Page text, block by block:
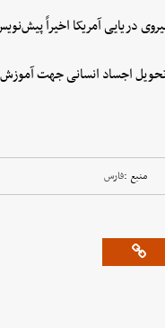
دریایی آمریکا اخیراً
تحویل اجساد انسانی جهت
منبع :فارس